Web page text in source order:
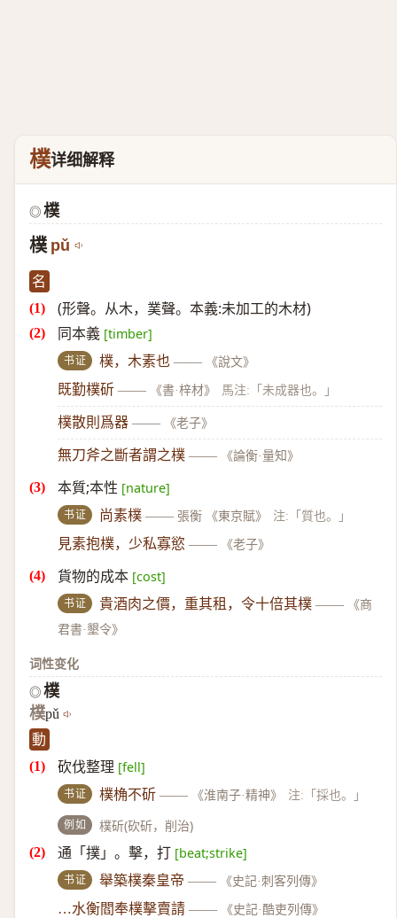
樸详细解释
◎ 樸
樸 pǔ
名
(形聲。从木，菐聲。本義:未加工的木材)
同本義 [timber]
书证 樸，木素也 —— 《說文》
既勤樸斫 —— 《書·梓材》 馬注:「未成器也。」
樸散則爲器 —— 《老子》
無刀斧之斷者謂之樸 —— 《論衡·量知》
本質;本性 [nature]
书证 尚素樸 —— 張衡 《東京賦》 注:「質也。」
見素抱樸，少私寡慾 —— 《老子》
貨物的成本 [cost]
书证 貴酒肉之價，重其租，令十倍其樸 ——
《商
君書·墾令》
词性变化
◎ 樸
樸pǔ
動
砍伐整理 [fell]
书证 樸桷不斫 —— 《淮南子·精神》 注:「採也。」
例如 樸斫(砍斫，削治)
通「撲」。擊，打 [beat;strike]
书证 舉築樸秦皇帝 —— 《史記·刺客列傳》
…水衡閻奉樸擊賣請 —— 《史記·酷吏列傳》